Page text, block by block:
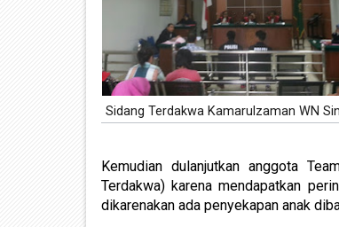
Sidang Terdakwa Kamarulzaman WN
Kemudian dulanjutkan anggota
Terdakwa) karena mendapatkan
dikarenakan ada penyekapan anak